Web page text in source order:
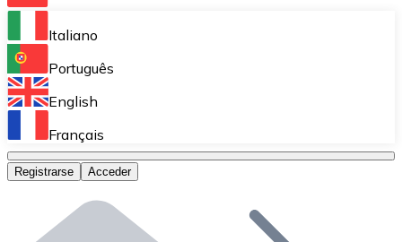
Bitnovo Ramp
Integra nuestra solución en tu plataforma.
Bitnovo Giftcards
Bitnovo OTC
Bitnovo ATM
Italiano
Português
English
Français
Registrarse Acceder